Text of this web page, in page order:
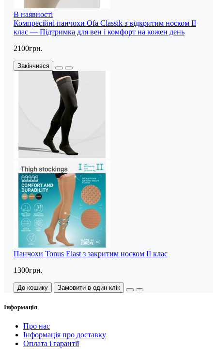
В наявності
Компресійні панчохи Ofa Classik з відкритим носком II
клас — Підтримка для вен і комфорт на кожен день
2100грн.
Закінчився
Панчохи Tonus Elast з закритим носком II клас
1300грн.
До кошику Замовити в один клік
Інформація
Про нас
Інформація про доставку
Оплата і гарантії